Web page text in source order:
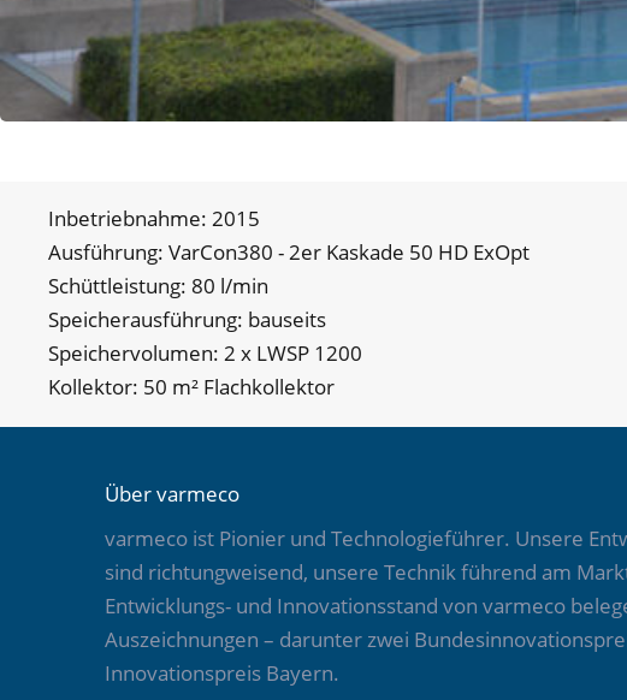
Inbetriebnahme: 2015
Ausführung: VarCon380 - 2er Kaskade 50 HD ExOpt
Schüttleistung: 80 l/min
Speicherausführung: bauseits
Speichervolumen: 2 x LWSP 1200
Kollektor: 50 m² Flachkollektor
Über varmeco
varmeco ist Pionier und Technologieführer. Unsere
sind richtungweisend, unsere Technik führend am
Entwicklungs- und Innovationsstand von varmeco
Auszeichnungen – darunter zwei
Innovationspreis Bayern.